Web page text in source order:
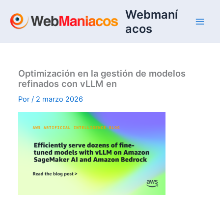
contenido
Webmaní
acos
Optimización en la gestión de modelos
refinados con vLLM en
Por/ 2 marzo 2026